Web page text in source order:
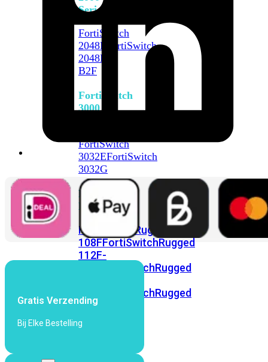
Series
FortiSwitch
2048F
FortiSwitch
2048F-
B2F
FortiSwitch
3000
FortiSwitch
3032EFortiSwitch
3032G
FortiSwitch
Ruggedized
FortiSwitchRugged
108FFortiSwitchRugged
112F-
FortiSwitchRugged
FortiSwitchRugged
424F-
Gratis Verzending
Bij Elke Bestelling